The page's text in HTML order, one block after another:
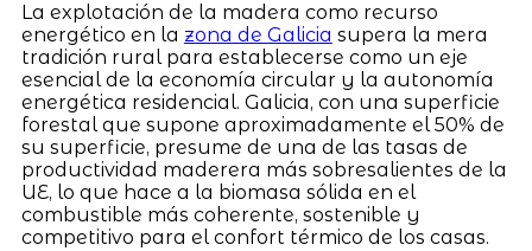
La explotación de la madera como recurso
energético en la zona de Galicia supera la mera
tradición rural para establecerse como un eje
esencial de la economía circular y la autonomía
energética residencial. Galicia, con una superficie
forestal que supone aproximadamente el 50% de
su superficie, presume de una de las tasas de
productividad maderera más sobresalientes de la
UE, lo que hace a la biomasa sólida en el
combustible más coherente, sostenible y
competitivo para el confort térmico de los casas.